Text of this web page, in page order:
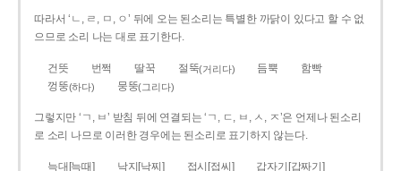
따라서 ‘ㄴ, ㄹ, ㅁ, ㅇ’ 뒤에 오는 된소리는 특별한 까닭이 있다고 할 수 없
으므로 소리 나는 대로 표기한다.
건뜻 번쩍 딸꾹 절뚝(거리다) 듬뿍
함빡
껑뚱(하다) 뭉뚱(그리다)
그렇지만 ‘ㄱ, ㅂ’ 받침 뒤에 연결되는 ‘ㄱ, ㄷ, ㅂ, ㅅ, ㅈ’은 언제나 된소리
로 소리 나므로 이러한 경우에는 된소리로 표기하지 않는다.
늑대[늑때] 낙지[낙찌] 접시[접씨] 갑자기[갑짜기]